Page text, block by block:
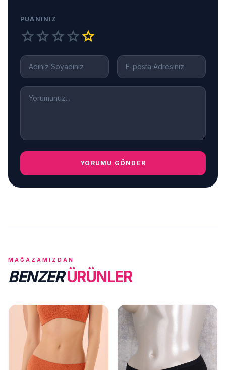
PUANINIZ
starstarstarstarstar
YORUMU GÖNDER
MAĞAZAMIZDAN
BENZERÜRÜNLER